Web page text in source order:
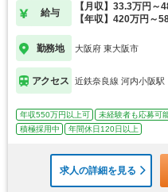
給与
【月収】33.3万円～
【年収】420万円～
勤務地 大阪府 東大阪市
アクセス 近鉄奈良線 河内小阪駅
年収550万円以上可 未経験者も応募可
積極採用中
年間休日120日以上
求人の詳細を見る